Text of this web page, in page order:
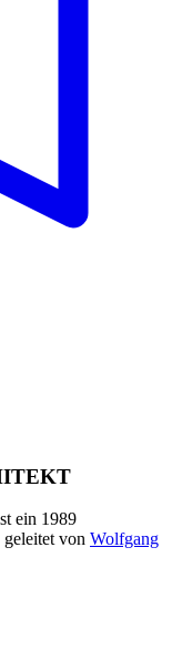
ein 1989
von Wolfgang